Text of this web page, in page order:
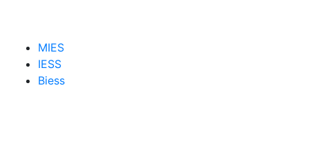
MIES
IESS
Biess